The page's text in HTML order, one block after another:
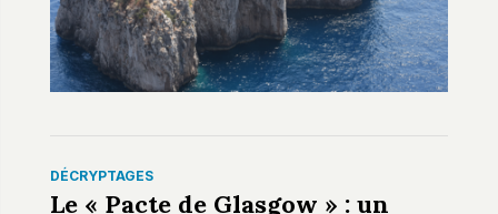
DÉCRYPTAGES
Le « Pacte de Glasgow » : un